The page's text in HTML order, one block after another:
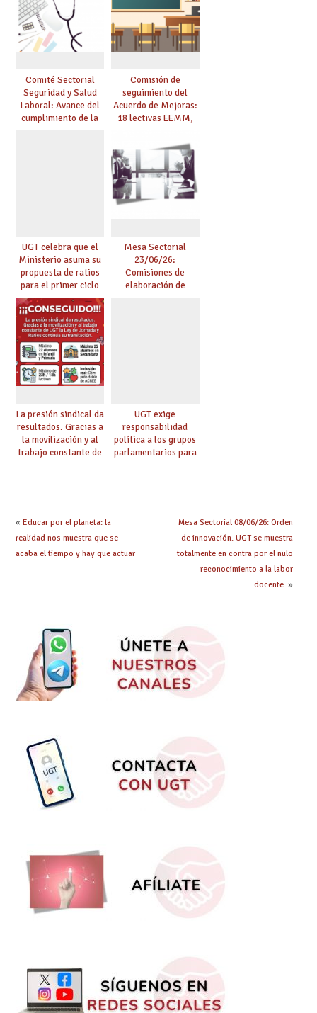
Comité Sectorial
Seguridad y Salud
Laboral: Avance del
cumplimiento de la
Comisión de
seguimiento del
Acuerdo de Mejoras:
18 lectivas EEMM,
mayores 55 y pilotaje
en centros
tensionados
UGT celebra que el
Ministerio asuma su
propuesta de ratios
para el primer ciclo
de Infantil y pide
extender la misma
ambición al resto de
etapas
Mesa Sectorial
23/06/26:
Comisiones de
elaboración de
La presión sindical da
resultados. Gracias a
la movilización y al
trabajo constante de
UGT exige
responsabilidad
política a los grupos
parlamentarios para
« Educar por el planeta: la
realidad nos muestra que se
acaba el tiempo y hay que actuar
Mesa Sectorial 08/06/26: Orden
de innovación. UGT se muestra
totalmente en contra por el nulo
reconocimiento a la labor
docente.»